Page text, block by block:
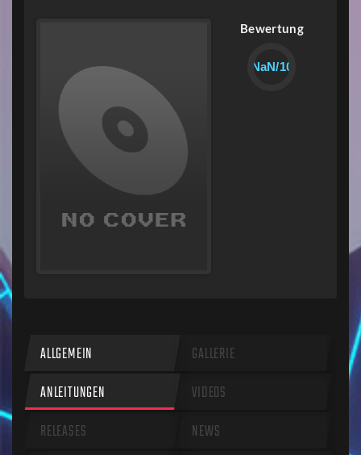
Bewertung
NaN/10
ALLGEMEIN
GALLERIE
ANLEITUNGEN
VIDEOS
RELEASES
NEWS